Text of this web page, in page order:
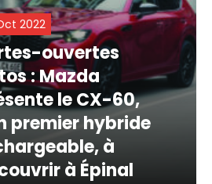
2022
ouvertes
: Mazda
le CX-60,
premier hybride
à
à Épinal